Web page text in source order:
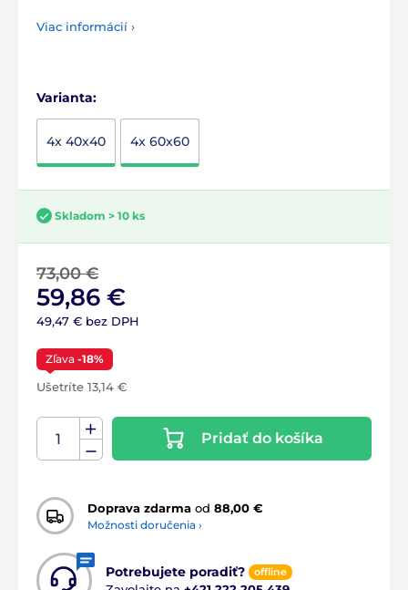
Viac informácií ›
Varianta:
4x 40x40 4x 60x60
Skladom > 10 ks
73,00 €
59,86 €
49,47 € bez DPH
Zľava -18%
Ušetríte 13,14 €
Pridať do košíka
Doprava zdarma od 88,00 €
Možnosti doručenia ›
Potrebujete poradiť? offline